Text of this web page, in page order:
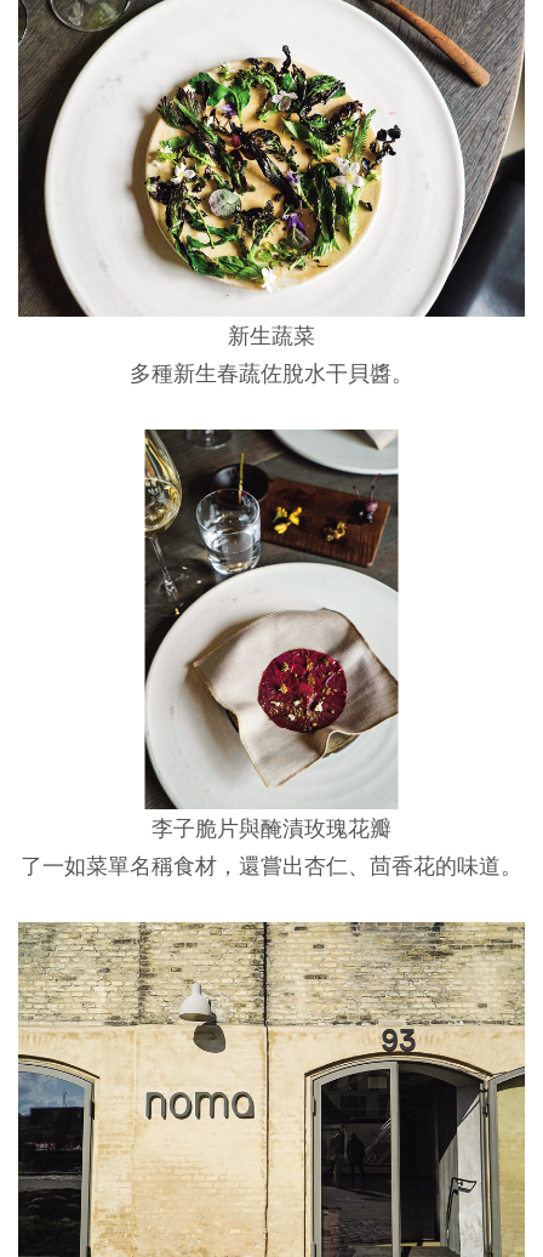
新生蔬菜
多種新生春蔬佐脫水干貝醬。
李子脆片與醃漬玫瑰花瓣
了一如菜單名稱食材，還嘗出杏仁、茴香花的味道。